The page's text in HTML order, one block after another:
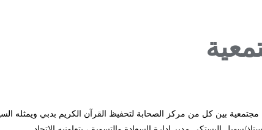
مجتمعية بين كل من مركز الصحابة لتحفيظ القرآن الكريم بدبي ويمثله